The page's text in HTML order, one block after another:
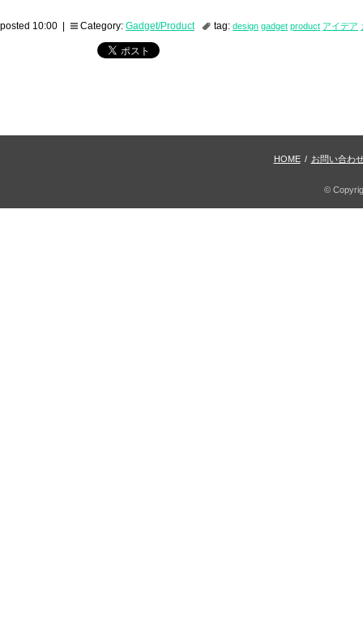
posted 10:00 | Category: Gadget/Product tag: design gadget product アイデア
HOME / お問い合わ
©